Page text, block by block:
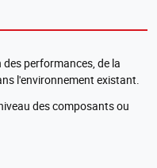
performances, de la
l'environnement existant.
des composants ou